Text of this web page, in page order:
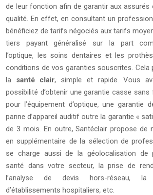
de leur fonction afin de garantir aux assurés
qualité. En effet, en consultant un
bénéficiez de tarifs négociés aux tarifs
tiers payant généralisé sur la part
l’optique, les soins dentaires et les
conditions de vos garanties souscrites. Cela
la santé clair, simple et rapide. Vous
possibilité d’obtenir une garantie casse
pour l’équipement d’optique, une garantie
panne d’appareil auditif outre la garantie «
de 3 mois. En outre, Santéclair propose de
en supplémentaire de la sélection de
se charge aussi de la géolocalisation de
santé dans votre secteur, la prise de
l’analyse de devis hors-réseau, la
d’établissements hospitaliers, etc.